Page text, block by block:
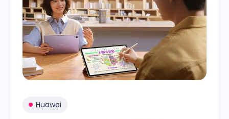
Huawei